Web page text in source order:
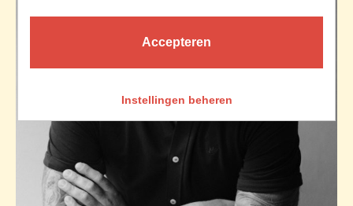
Accepteren
Instellingen beheren